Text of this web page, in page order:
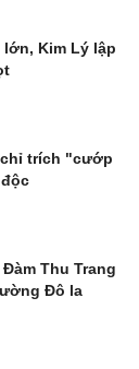
lớn, Kim Lý lập
trích "cướp
Thu Trang
Đô la